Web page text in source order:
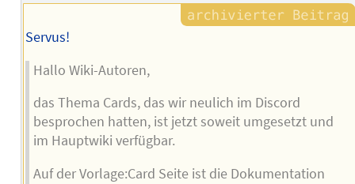
Servus!
Hallo Wiki-Autoren,
das Thema Cards, das wir neulich im Discord
besprochen hatten, ist jetzt soweit umgesetzt und
im Hauptwiki verfügbar.
Auf der Vorlage:Card Seite ist die Dokumentation